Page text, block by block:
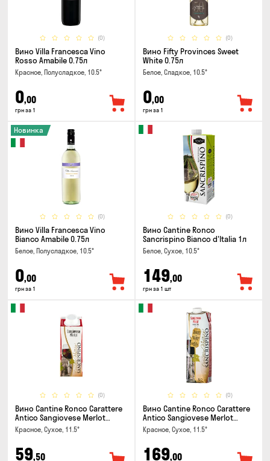
(0)
Вино Villa Francesca Vino
Rosso Amabile 0.75л
Красное, Полусладкое, 10.5°
0,00
грн за 1
(0)
Вино Fifty Provinces Sweet
White 0.75л
Белое, Сладкое, 10.5°
0,00
грн за 1
(0)
Новинка
Вино Villa Francesca Vino
Bianco Amabile 0.75л
Белое, Полусладкое, 10.5°
0,00
грн за 1
(0)
Вино Cantine Ronco
Sancrispino Bianco d'Italia 1л
Белое, Сухое, 10.5°
149,00
грн за 1 шт
(0)
Вино Cantine Ronco Carattere
Antico Sangiovese Merlot
Rubicone IGT 0.25л
Красное, Сухое, 11.5°
59,50
(0)
Вино Cantine Ronco Carattere
Antico Sangiovese Merlot
Rubicone IGT 1л
Красное, Сухое, 11.5°
169,00